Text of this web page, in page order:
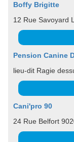
Boffy Brigitte
12 Rue Savoyard
Pension Canine
lieu-dit Ragie
Cani'pro 90
24 Rue Belfort